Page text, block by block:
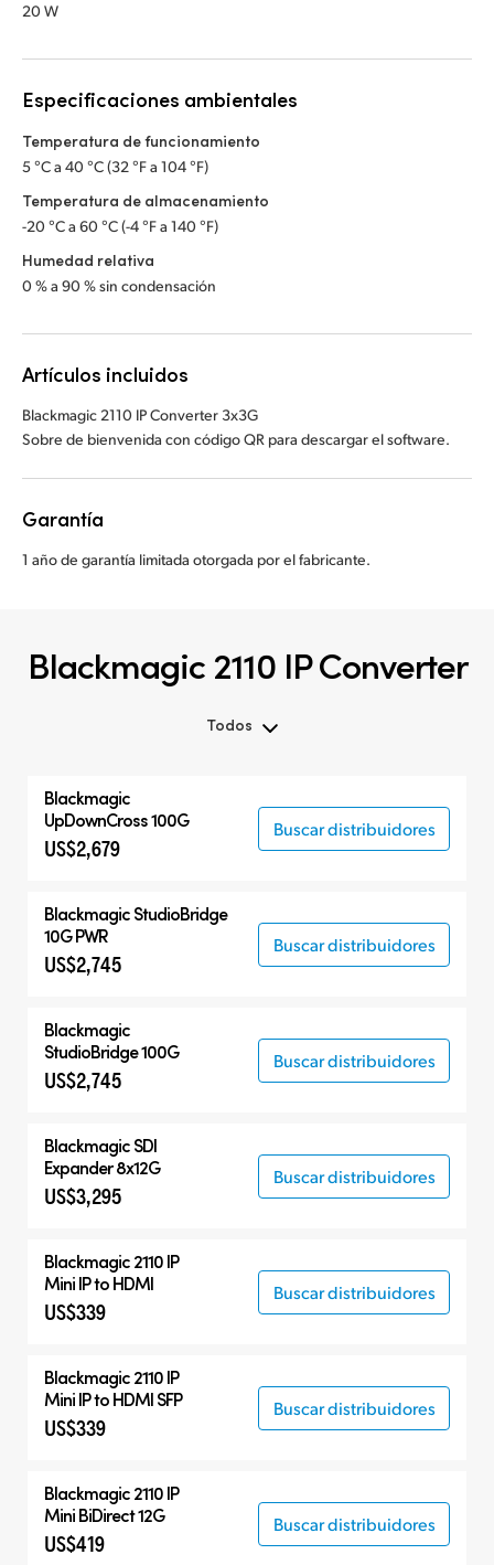
20 W
Especificaciones ambientales
Temperatura de funcionamiento
5 °C a 40 °C (32 °F a 104 °F)
Temperatura de almacenamiento
-20 °C a 60 °C (-4 °F a 140 °F)
Humedad relativa
0 % a 90 % sin condensación
Artículos incluidos
Blackmagic 2110 IP Converter 3x3G
Sobre de bienvenida con código QR para descargar el software.
Garantía
1 año de garantía limitada otorgada por el fabricante.
Blackmagic 2110 IP Converter
Todos
Blackmagic
UpDownCross 100G
US$2,679
Buscar distribuidores
BlackmagicStudioBridge
10G PWR
US$2,745
Buscar distribuidores
Blackmagic
StudioBridge 100G
US$2,745
Buscar distribuidores
BlackmagicSDI
Expander 8x12G
US$3,295
Buscar distribuidores
Blackmagic 2110 IP
Mini IP to HDMI
US$339
Buscar distribuidores
Blackmagic 2110 IP
Mini IP to HDMI SFP
US$339
Buscar distribuidores
Blackmagic 2110 IP
Mini BiDirect 12G
US$419
Buscar distribuidores